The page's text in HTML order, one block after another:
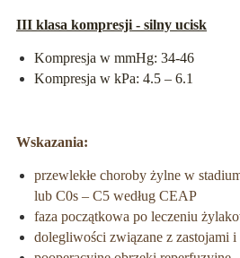
III klasa kompresji - silny ucisk
Kompresja w mmHg: 34-46
Kompresja w kPa: 4.5 – 6.1
Wskazania:
przewlekłe choroby żylne w
lub C0s – C5 według CEAP
faza początkowa po leczeniu
dolegliwości związane z zastojami